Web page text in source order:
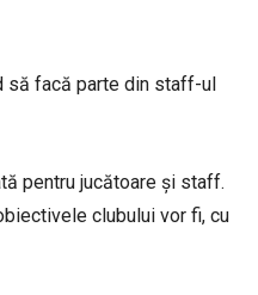
să facă parte din staff-ul
pentru jucătoare și staff.
clubului vor fi, cu